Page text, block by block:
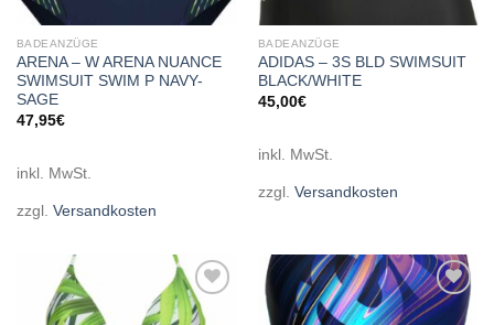
BADEANZÜGE
ARENA – W ARENA NUANCE
SWIMSUIT SWIM P NAVY-
SAGE
47,95€
inkl. MwSt.
zzgl. Versandkosten
BADEANZÜGE
ADIDAS – 3S BLD SWIMSUIT
BLACK/WHITE
45,00€
inkl. MwSt.
zzgl. Versandkosten
Add to
Add to